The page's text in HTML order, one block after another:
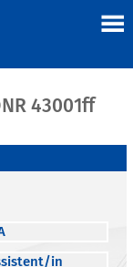
43001ff
in